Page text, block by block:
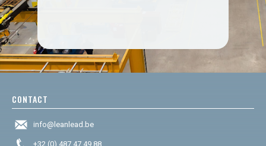
CONTACT
info@leanlead.be
+32 (0) 487 47 49 88